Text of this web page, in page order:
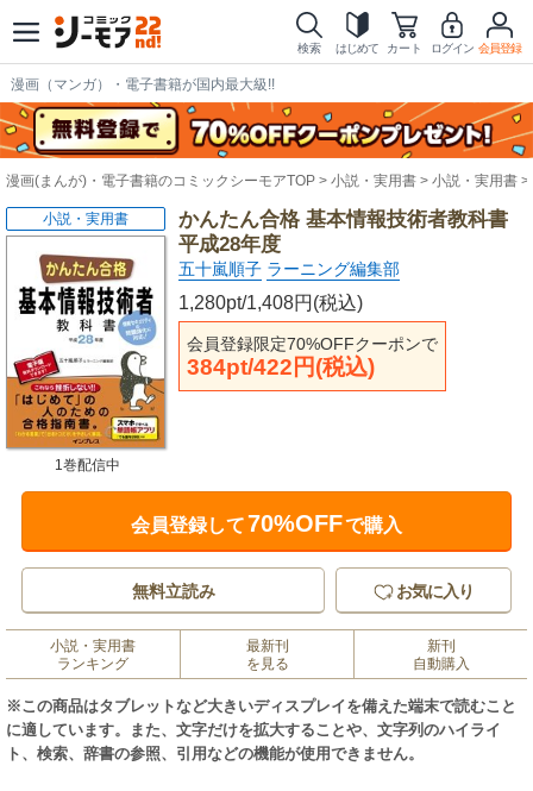
検索 はじめて カート ログイン 会員登録
漫画（マンガ）・電子書籍が国内最大級!!
漫画(まんが)・電子書籍のコミックシーモアTOP 小説・実用書 小説・実用書
かんたん合格 基本情報技術者教科書
平成28年度
五十嵐順子 ラーニング編集部
1,280pt/1,408円(税込)
会員登録限定70%OFFクーポンで
384pt/422円(税込)
小説・実用書
1巻配信中
会員登録して70%OFFで購入
無料立読み お気に入り
小説・実用書
ランキング
最新刊
を見る
新刊
自動購入
※この商品はタブレットなど大きいディスプレイを備えた端末で読むこと
に適しています。また、文字だけを拡大することや、文字列のハイライ
ト、検索、辞書の参照、引用などの機能が使用できません。